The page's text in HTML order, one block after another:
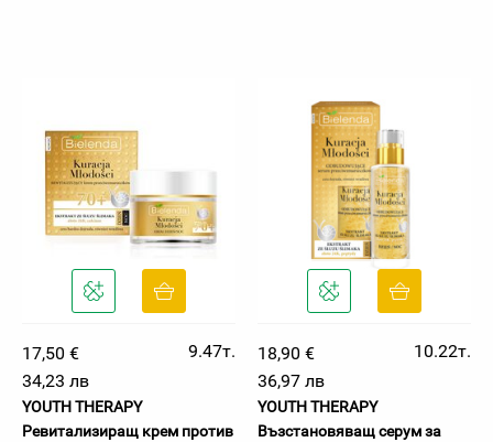
17,50 €
9.47т.
34,23 лв
YOUTH THERAPY
Ревитализиращ крем против
18,90 €
10.22т.
36,97 лв
YOUTH THERAPY
Възстановяващ серум за